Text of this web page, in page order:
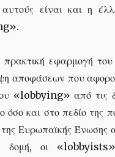
είναι και η
πρακτική εφαρμογή
αποφάσεων που
«lobbying» από τις
όσο και στο πεδίο της
της Ευρωπαϊκής Ένωσης
δομή, οι